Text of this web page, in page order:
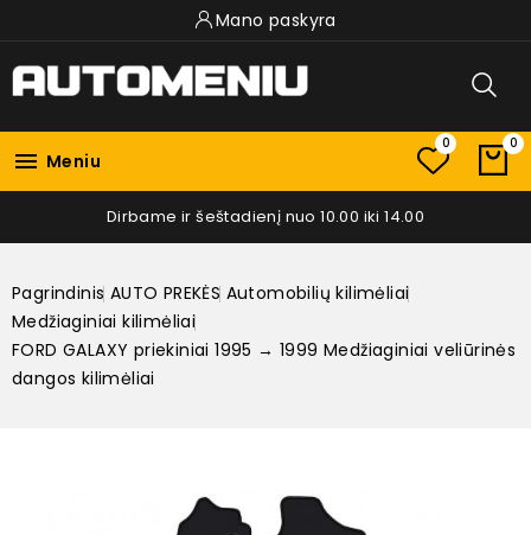
Mano paskyra
 Meniu
0 0
Dirbame ir šeštadienį nuo 10.00 iki 14.00
Pagrindinis AUTO PREKĖS Automobilių kilimėliai
Medžiaginiai kilimėliai
FORD GALAXY priekiniai 1995 → 1999 Medžiaginiai veliūrinės
dangos kilimėliai